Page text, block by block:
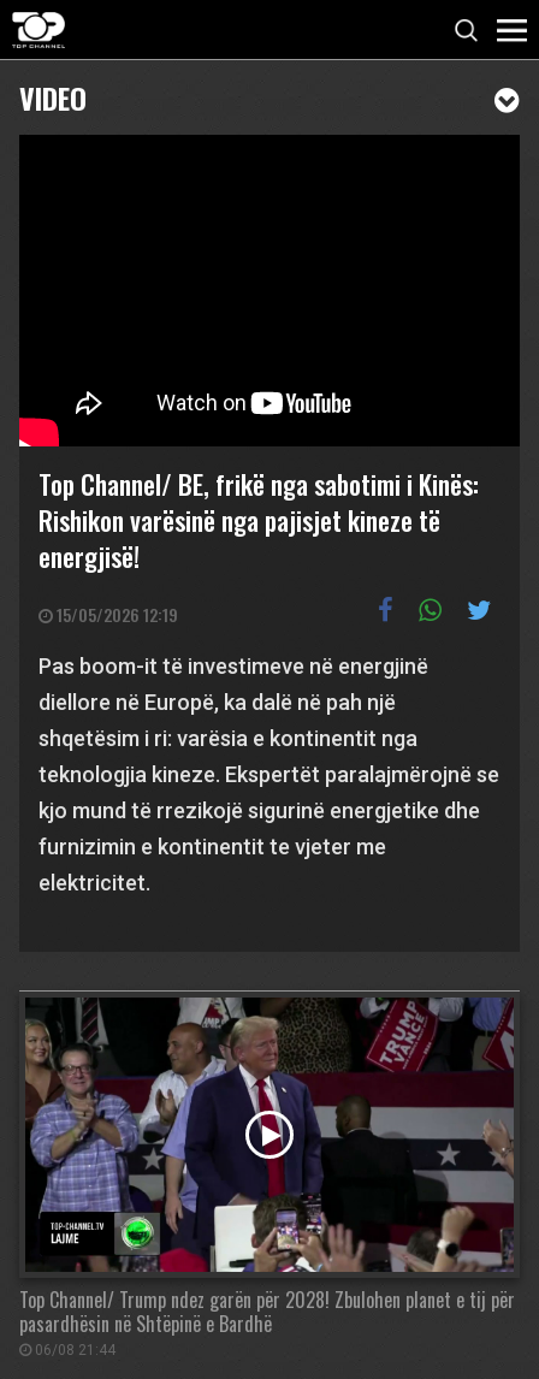
VIDEO
Top Channel/ BE, frikë nga sabotimi i Kinës:
Rishikon varësinë nga pajisjet kineze të
energjisë!
15/05/2026 12:19
Pas boom-it të investimeve në energjinë
diellore në Europë, ka dalë në pah një
shqetësim i ri: varësia e kontinentit nga
teknologjia kineze. Ekspertët paralajmërojnë se
kjo mund të rrezikojë sigurinë energjetike dhe
furnizimin e kontinentit te vjeter me
elektricitet.
Top Channel/ Trump ndez garën për 2028! Zbulohen planet e tij për
pasardhësin në Shtëpinë e Bardhë
06/08 21:44